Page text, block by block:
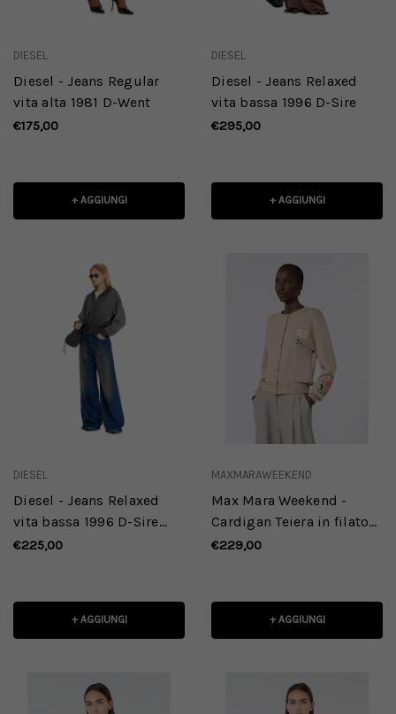
DIESEL
Diesel - Jeans Regular
vita alta 1981 D-Went
€175,00
+ AGGIUNGI
DIESEL
Diesel - Jeans Relaxed
vita bassa 1996 D-Sire
€295,00
+ AGGIUNGI
DIESEL
Diesel - Jeans Relaxed
vita bassa 1996 D-Sire
09P47
€225,00
+ AGGIUNGI
MAXMARAWEEKEND
Max Mara Weekend -
Cardigan Teiera in filato
di cotone con ricami
€229,00
+ AGGIUNGI